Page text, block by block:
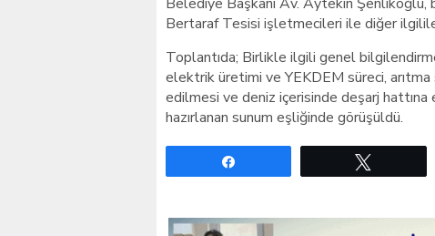
Bertaraf Tesisi işletmecileri ile diğer
Toplantıda; Birlikle ilgili genel
elektrik üretimi ve YEKDEM süreci, arıtma
edilmesi ve deniz içerisinde deşarj hattına
hazırlanan sunum eşliğinde görüşüldü.